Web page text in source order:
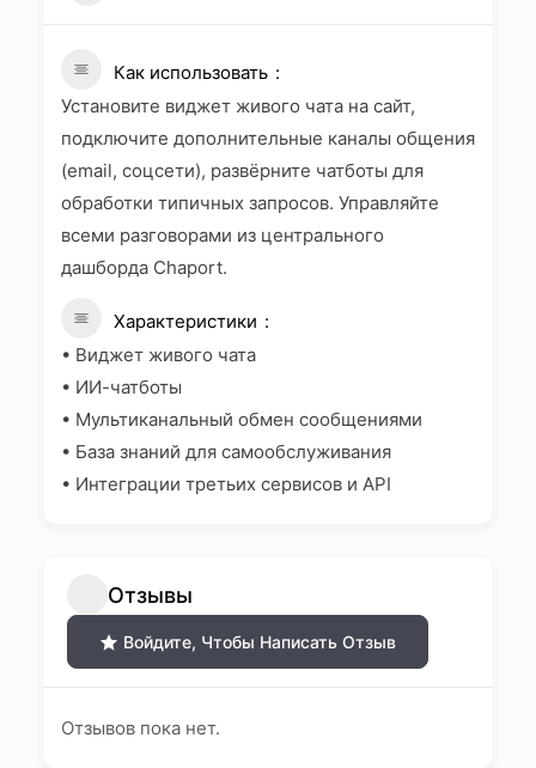
Как использовать
Установите виджет живого чата на сайт,
подключите дополнительные каналы общения
(email, соцсети), развёрните чатботы для
обработки типичных запросов. Управляйте
всеми разговорами из центрального
дашборда Chaport.
Характеристики
• Виджет живого чата
• ИИ-чатботы
• Мультиканальный обмен сообщениями
• База знаний для самообслуживания
• Интеграции третьих сервисов и API
Отзывы
Войдите, Чтобы Написать Отзыв
Отзывов пока нет.